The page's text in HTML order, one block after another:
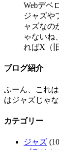
Webデベ
ジャズや
ャズなの
ゃないね
ればX（
ブログ紹介
ふーん、これ
はジャズじゃ
カテゴリー
ジャズ